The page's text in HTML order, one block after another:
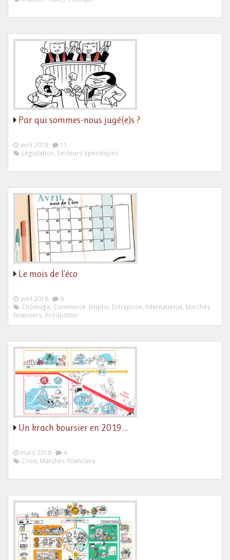
Par qui sommes-nous jugé(e)s ?
avril 2018
11
Législation, Secteurs spécifiques
Le mois de l’éco
avril 2018
0
Chômage, Commerce, Emploi, Entreprise, International, Marchés
financiers, Production
Un krach boursier en 2019…
mars 2018
4
Crise, Marchés financiers